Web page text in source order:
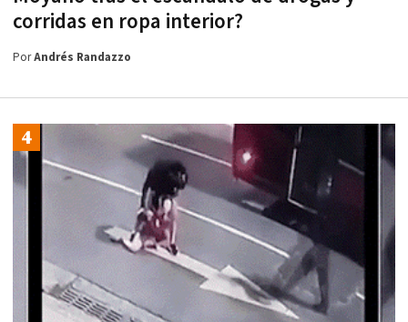
corridas en ropa interior?
PorAndrés Randazzo